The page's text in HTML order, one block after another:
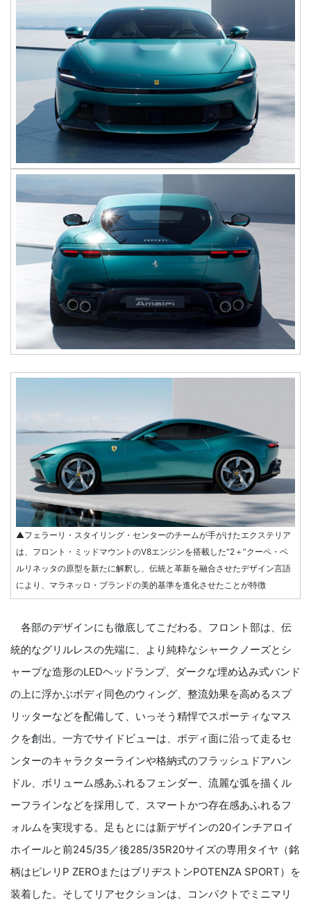
▲フェラーリ・スタイリング・センターのチームが手がけたエクステリア
は、フロント・ミッドマウントのV8エンジンを搭載した“2＋”クーペ・ベ
ルリネッタの原型を新たに解釈し、伝統と革新を融合させたデザイン言語
により、マラネッロ・ブランドの美的基準を進化させたことが特徴
各部のデザインにも徹底してこだわる。フロント部は、伝
統的なグリルレスの先端に、より純粋なシャークノーズとシ
ャープな造形のLEDヘッドランプ、ダークな埋め込み式バンド
の上に浮かぶボディ同色のウィング、整流効果を高めるスプ
リッターなどを配備して、いっそう精悍でスポーティなマス
クを創出。一方でサイドビューは、ボディ面に沿って走るセ
ンターのキャラクターラインや格納式のフラッシュドアハン
ドル、ボリューム感あふれるフェンダー、流麗な弧を描くル
ーフラインなどを採用して、スマートかつ存在感あふれるフ
ォルムを実現する。足もとには新デザインの20インチアロイ
ホイールと前245/35／後285/35R20サイズの専用タイヤ（銘
柄はピレリP ZEROまたはブリヂストンPOTENZA SPORT）を
装着した。そしてリアセクションは、コンパクトでミニマリ